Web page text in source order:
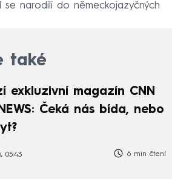
se narodili do německojazyčných
také
exkluzivní magazín CNN
Čeká nás bída, nebo
05:43 6 min čtení